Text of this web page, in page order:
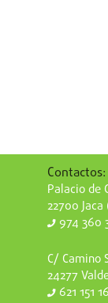
Contactos:
Palacio de
22700
974 360
C/ Camino
24277
621 151